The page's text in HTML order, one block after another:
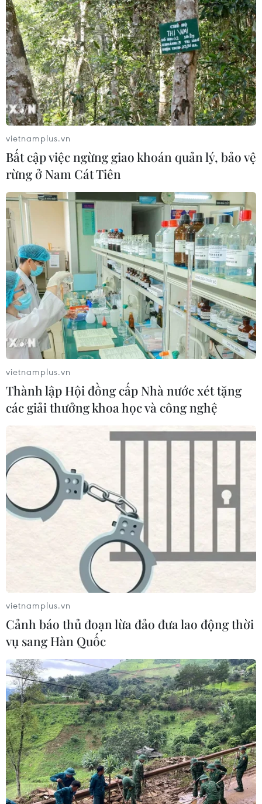
vietnamplus.vn
Bất cập việc ngừng giao khoán quản lý, bảo vệ
rừng ở Nam Cát Tiên
vietnamplus.vn
Thành lập Hội đồng cấp Nhà nước xét tặng
các giải thưởng khoa học và công nghệ
vietnamplus.vn
Cảnh báo thủ đoạn lừa đảo đưa lao động thời
vụ sang Hàn Quốc